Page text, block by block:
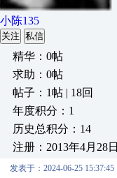
小陈135
关注 私信
精华：0帖
求助：0帖
帖子：1帖 | 18回
年度积分：1
历史总积分：14
注册：2013年4月28日
发表于：2024-06-25 15:37:45